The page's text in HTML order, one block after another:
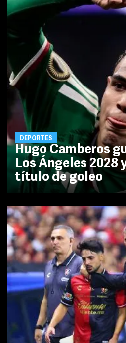
DEPORTES
Hugo Camberos
Los Ángeles 2028
título de goleo